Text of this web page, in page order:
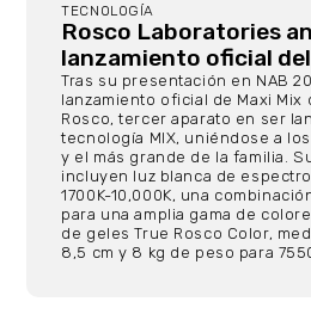
TECNOLOGÍA
Rosco Laboratories
lanzamiento oficial
Tras su presentación en NAB
lanzamiento oficial de Maxi Mix
Rosco, tercer aparato en ser
tecnología MIX, uniéndose a
y el más grande de la familia.
incluyen luz blanca de
1700K-10,000K, una
para una amplia gama de
de geles True Rosco Color,
8,5 cm y 8 kg de peso para